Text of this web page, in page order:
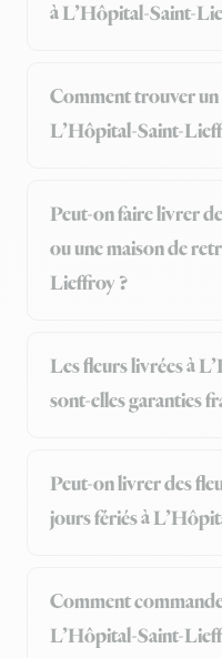
à L’Hôpital-Saint-
Comment trouver
L’Hôpital-Saint-
Peut-on faire livrer
ou une maison de
Lieffroy ?
Les fleurs livrées à
sont-elles garanties
Peut-on livrer des
jours fériés à
Comment
L’Hôpital-Saint-